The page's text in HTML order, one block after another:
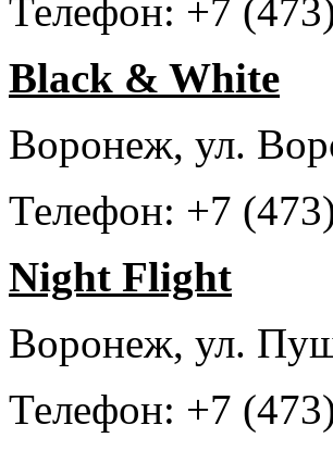
Телефон: +7
Black & White
Воронеж, ул.
Телефон: +7
Night Flight
Воронеж, ул.
Телефон: +7